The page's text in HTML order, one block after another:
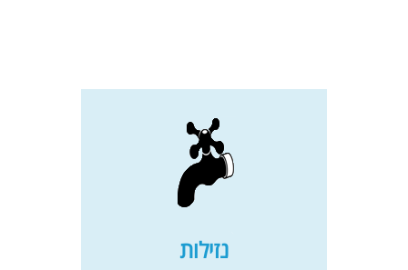
נזילות